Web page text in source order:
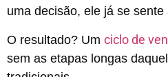
uma decisão, ele já se
O resultado? Um ciclo de
sem as etapas longas